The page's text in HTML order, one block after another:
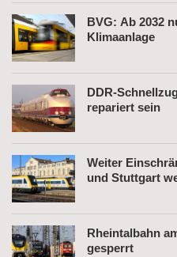
BVG: Ab 2032
Klimaanlage
DDR-
repariert sein
Weiter
und Stuttgart
Rheintalbahn
gesperrt